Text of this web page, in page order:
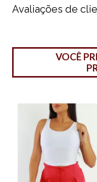
Avaliações de
VOCÊ